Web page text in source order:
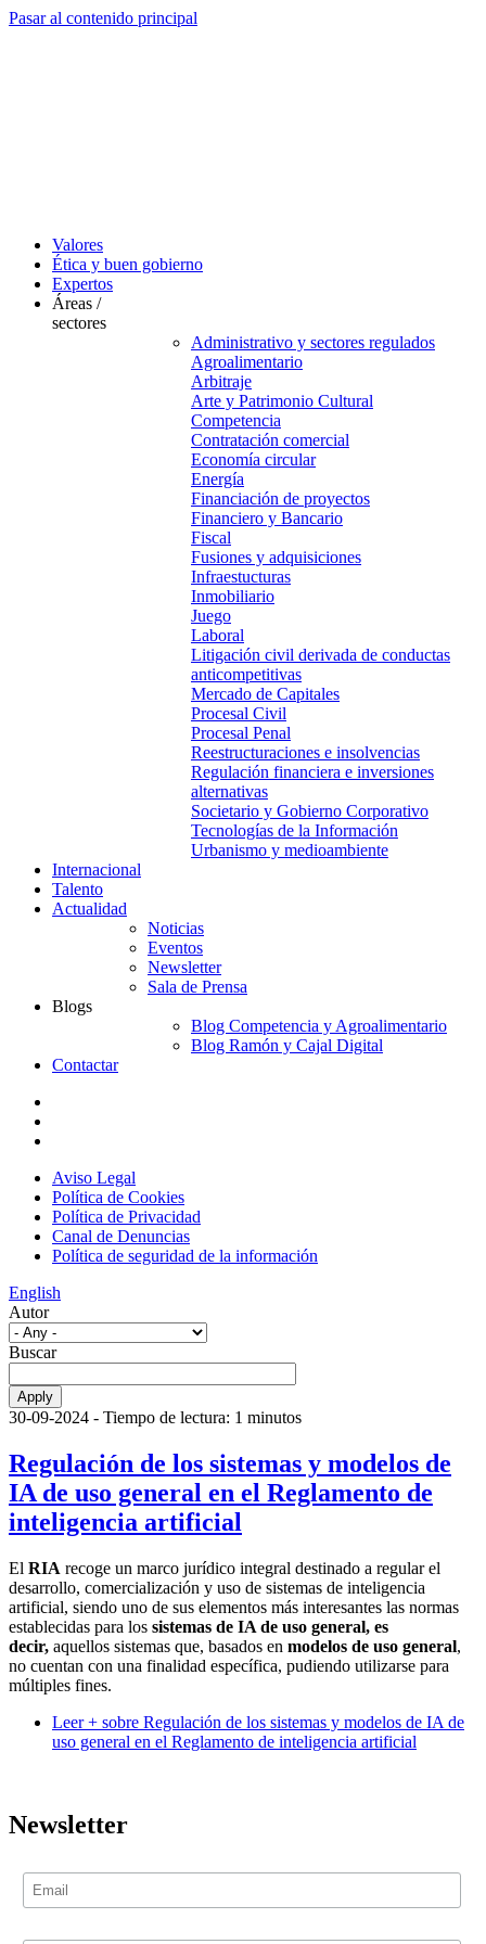
Pasar al contenido principal
Valores
Ética y buen gobierno
Expertos
Áreas /
sectores
Administrativo y sectores regulados
Agroalimentario
Arbitraje
Arte y Patrimonio Cultural
Competencia
Contratación comercial
Economía circular
Energía
Financiación de proyectos
Financiero y Bancario
Fiscal
Fusiones y adquisiciones
Infraestucturas
Inmobiliario
Juego
Laboral
Litigación civil derivada de conductas
anticompetitivas
Mercado de Capitales
Procesal Civil
Procesal Penal
Reestructuraciones e insolvencias
Regulación financiera e inversiones
alternativas
Societario y Gobierno Corporativo
Tecnologías de la Información
Urbanismo y medioambiente
Internacional
Talento
Actualidad
Noticias
Eventos
Newsletter
Sala de Prensa
Blogs
Blog Competencia y Agroalimentario
Blog Ramón y Cajal Digital
Contactar
Aviso Legal
Política de Cookies
Política de Privacidad
Canal de Denuncias
Política de seguridad de la información
English
Autor
Buscar
30-09-2024 - Tiempo de lectura: 1 minutos
Regulación de los sistemas y modelos de
IA de uso general en el Reglamento de
inteligencia artificial
El RIA recoge un marco jurídico integral destinado a regular el
desarrollo, comercialización y uso de sistemas de inteligencia
artificial, siendo uno de sus elementos más interesantes las normas
establecidas para los sistemas de IA de uso general, es
decir, aquellos sistemas que, basados en modelos de uso general,
no cuentan con una finalidad específica, pudiendo utilizarse para
múltiples fines.
Leer + sobre Regulación de los sistemas y modelos de IA de
uso general en el Reglamento de inteligencia artificial
Newsletter